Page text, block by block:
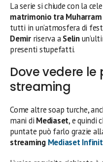
La serie si chiude con la
matrimonio tra Muharram
tutti in un’atmosfera di
Demir riserva aSelin
presenti stupefatti.
Dove vedere le
streaming
Come altre soap turche,
mani di Mediaset, e quindi
puntate può farlo grazie
streaming Mediaset